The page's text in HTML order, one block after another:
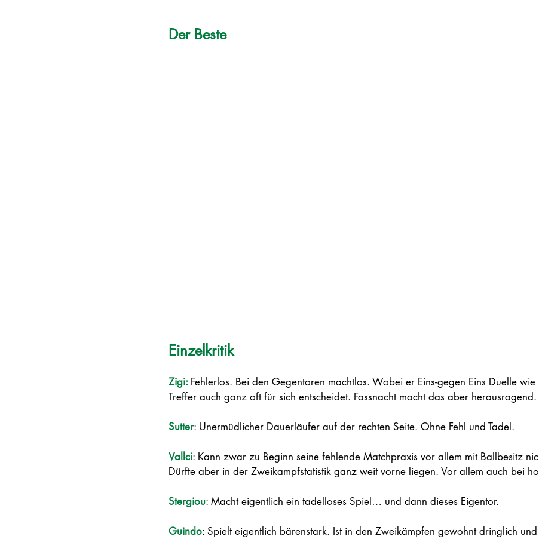
Der Beste
Einzelkritik
Zigi: Fehlerlos. Bei den Gegentoren machtlos. Wobei er Eins-gegen Eins Duelle wie
Treffer auch ganz oft für sich entscheidet. Fassnacht macht das aber herausragend.
Sutter: Unermüdlicher Dauerläufer auf der rechten Seite. Ohne Fehl und Tadel.
Vallci: Kann zwar zu Beginn seine fehlende Matchpraxis vor allem mit Ballbesitz
Dürfte aber in der Zweikampfstatistik ganz weit vorne liegen. Vor allem auch bei
Stergiou: Macht eigentlich ein tadelloses Spiel… und dann dieses Eigentor.
Guindo: Spielt eigentlich bärenstark. Ist in den Zweikämpfen gewohnt dringlich